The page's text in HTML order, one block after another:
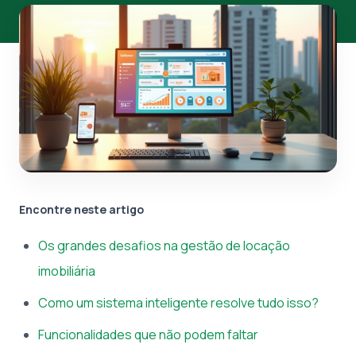
Encontre neste artigo
Os grandes desafios na gestão de locação
imobiliária
Como um sistema inteligente resolve tudo isso?
Funcionalidades que não podem faltar